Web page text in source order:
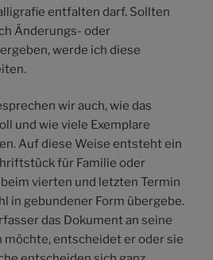
entfalten darf. Sollten
Änderungs- oder
werde ich diese
wir auch, wie das
und wie viele Exemplare
Auf diese Weise entsteht ein
für Familie oder
vierten und letzten Termin
in gebundener Form übergebe.
das Dokument an seine
entscheidet er oder sie